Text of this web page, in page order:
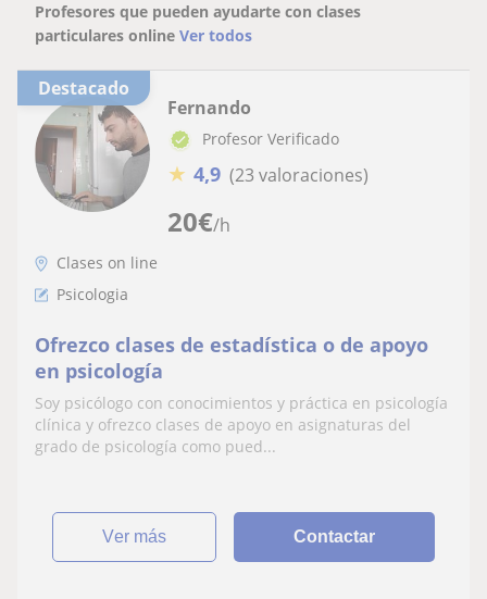
Profesores que pueden ayudarte con clases
particulares online Ver todos
Destacado
20€/h
Fernando
Profesor Verificado
★ 4,9 (23 valoraciones)
Clases on line
Psicologia
Ofrezco clases de estadística o de apoyo
en psicología
Soy psicólogo con conocimientos y práctica en psicología
clínica y ofrezco clases de apoyo en asignaturas del
grado de psicología como pued...
ver más Contactar